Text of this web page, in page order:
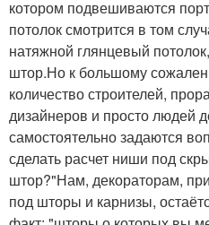
котором подвешиваются
потолок смотрится в том
натяжной глянцевый
штор.Но к большому
количество строителей,
дизайнеров и просто людей
самостоятельно задаются
сделать расчет ниши под
штор?"Нам, декораторам,
под шторы и карнизы,